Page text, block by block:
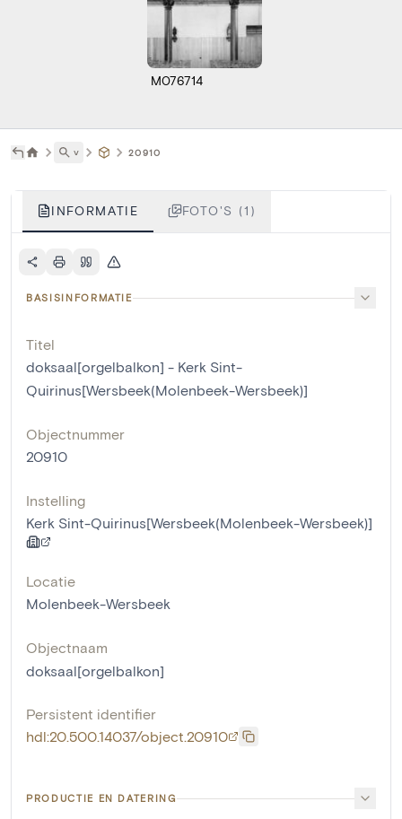
M076714
˅ 20910
INFORMATIE FOTO'S (1)
BASISINFORMATIE
Titel
doksaal[orgelbalkon] - Kerk Sint-
Quirinus[Wersbeek(Molenbeek-Wersbeek)]
Objectnummer
20910
Instelling
Kerk Sint-Quirinus[Wersbeek(Molenbeek-Wersbeek)]
Locatie
Molenbeek-Wersbeek
Objectnaam
doksaal[orgelbalkon]
Persistent identifier
hdl:20.500.14037/object.20910
PRODUCTIE EN DATERING